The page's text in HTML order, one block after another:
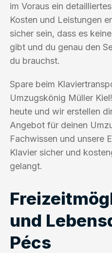
im Voraus ein
Kosten und Leistungen
sicher sein, dass es
gibt und du genau den
du brauchst.
Spare beim
Umzugskönig Müller
heute und wir erstellen
Angebot für deinen
Fachwissen und unsere
Klavier sicher und
gelangt.
und
Pécs